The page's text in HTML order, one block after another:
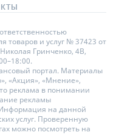
товаров и услуг № 37423 от
Гринченко, 4В,
портал. Материалы
«Акция», «Мнение»,
реклама в понимании
рекламы
Информация на данной
услуг. Проверенную
можно посмотреть на